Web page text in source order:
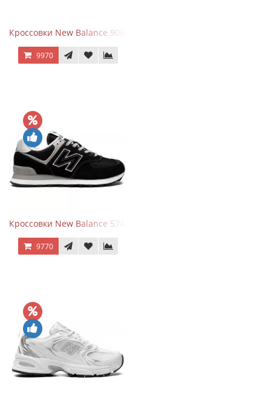
Кроссовки New Balance 9060 Rain Cloud Grey
9970
Кроссовки New Balance 574 Evergreen Black
9770